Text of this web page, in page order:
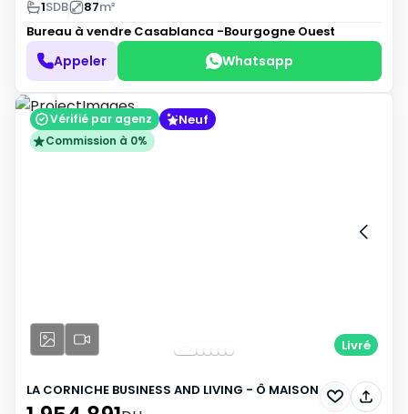
1SDB 87m²
Bureau à vendre Casablanca -Bourgogne Ouest
Appeler Whatsapp
Vérifié par agenz Neuf
Commission à 0%
Livré
LA CORNICHE BUSINESS AND LIVING - Ô MAISON